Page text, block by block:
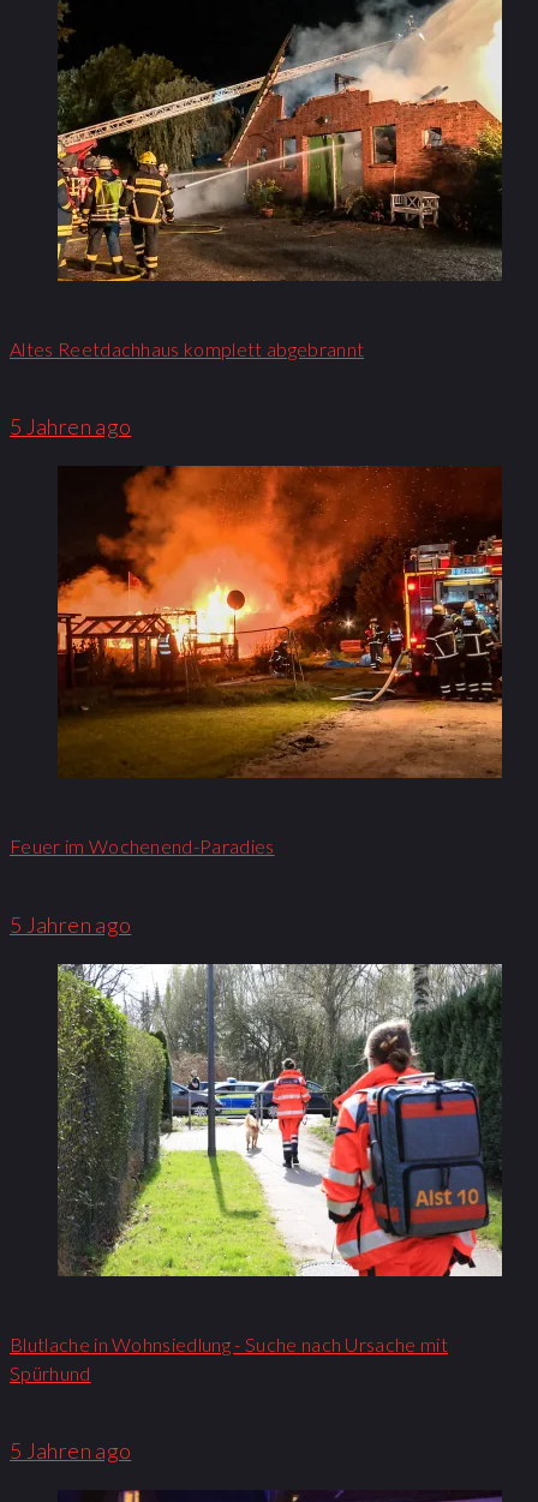
Altes Reetdachhaus komplett abgebrannt
5 Jahren ago
Feuer im Wochenend-Paradies
5 Jahren ago
Blutlache in Wohnsiedlung - Suche nach Ursache mit
Spürhund
5 Jahren ago